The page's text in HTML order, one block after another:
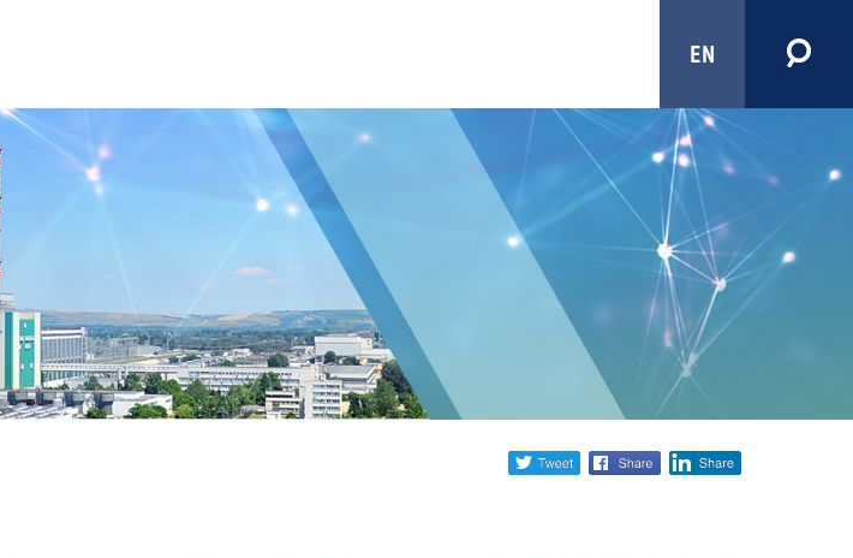
EN
Share
twitter facebook